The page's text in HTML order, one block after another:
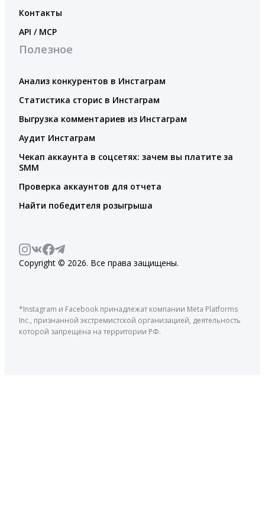
Контакты
API / MCP
Полезное
Анализ конкурентов в Инстаграм
Статистика сторис в Инстаграм
Выгрузка комментариев из Инстаграм
Аудит Инстаграм
Чекап аккаунта в соцсетях: зачем вы платите за
SMM
Проверка аккаунтов для отчета
Найти победителя розыгрыша
Copyright © 2026. Все права защищены.
*Instagram и Facebook принадлежат компании Meta Platforms
Inc., признанной экстремистской организацией, деятельность
которой запрещена на территории РФ.